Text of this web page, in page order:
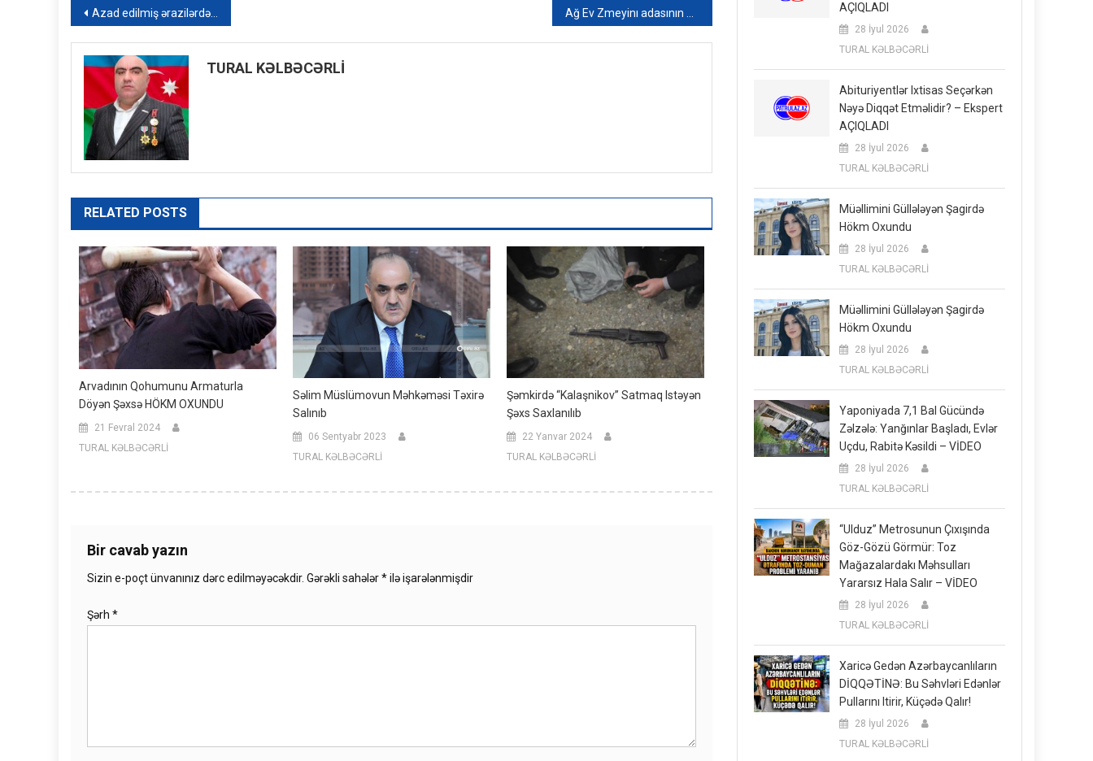
Yazı
naviqasiyası
Azad edilmiş ərazilərdə ikinci hava limanında son tamamlanma işləri – FOTOREPORTAJ
TURAL KƏLBƏCƏRLİ
RELATED POSTS
Arvadının Qohumunu Armaturla
Döyən Şəxsə HÖKM OXUNDU
21 Fevral 2024
TURAL KƏLBƏCƏRLİ
Səlim Müslümovun Məhkəməsi Təxirə
Salınıb
06 Sentyabr 2023
TURAL KƏLBƏCƏRLİ
Şəmkirdə “Kalaşnikov” Satmaq Istəyən
Şəxs Saxlanılıb
22 Yanvar 2024
TURAL KƏLBƏCƏRLİ
Bir cavab yazın
Sizin e-poçt ünvanınız dərc edilməyəcəkdir. Gərəkli sahələr*ilə işarələnmişdir
Şərh *
AÇIQLADI
28 İyul 2026
TURAL KƏLBƏCƏRLİ
Abituriyentlər Ixtisas Seçərkən
Nəyə Diqqət Etməlidir? – Ekspert
AÇIQLADI
28 İyul 2026
TURAL KƏLBƏCƏRLİ
Müəllimini Güllələyən Şagirdə
Hökm Oxundu
28 İyul 2026
TURAL KƏLBƏCƏRLİ
Müəllimini Güllələyən Şagirdə
Hökm Oxundu
28 İyul 2026
TURAL KƏLBƏCƏRLİ
Yaponiyada 7,1 Bal Gücündə
Zəlzələ: Yanğınlar Başladı, Evlər
Uçdu, Rabitə Kəsildi – VİDEO
28 İyul 2026
TURAL KƏLBƏCƏRLİ
“Ulduz” Metrosunun Çıxışında
Göz-Gözü Görmür: Toz
Mağazalardakı Məhsulları
Yararsız Hala Salır – VİDEO
28 İyul 2026
TURAL KƏLBƏCƏRLİ
Xaricə Gedən Azərbaycanlıların
DİQQƏTİNƏ: Bu Səhvləri Edənlər
Pullarını Itirir, Küçədə Qalır!
28 İyul 2026
TURAL KƏLBƏCƏRLİ